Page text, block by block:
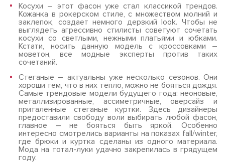
Косухи – этот фасон уже стал классикой трендов.
Кожанка в рокерском стиле, с множеством молний и
заклепок, создает немного дерзкий look. Чтобы не
выглядеть агрессивно стилисты советуют сочетать
косухи со светлыми, нежными платьями и юбками.
Кстати, носить данную модель с кроссовками –
моветон, все модные эксперты против таких
сочетаний.
Стеганые – актуальны уже несколько сезонов. Они
хороши тем, что в них тепло, можно не бояться дождя.
Самые трендовые модели будущего года: неоновые,
металлизированные, ассиметричные, оверсайз и
приталенные стеганые куртки. Здесь дизайнеры
предоставили свободу воли выбирать любой фасон,
главное – не бояться быть яркой. Особенно
интересно смотрелись варианты на показах fall/winter,
где брюки и куртка сделаны из одного материала.
Мода на тотал-луки удачно закрепилась в грядущем
году.